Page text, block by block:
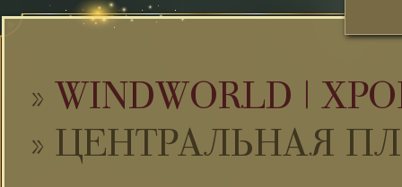
» WINDWORLD |
» ЦЕНТРАЛЬНАЯ